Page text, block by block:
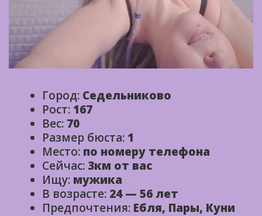
Город: Седельниково
Рост: 167
Вес: 70
Размер бюста: 1
Место: по номеру телефона
Сейчас: 3км от вас
Ищу: мужика
В возрасте: 24 — 56 лет
Предпочтения: Ебля, Пары, Куни